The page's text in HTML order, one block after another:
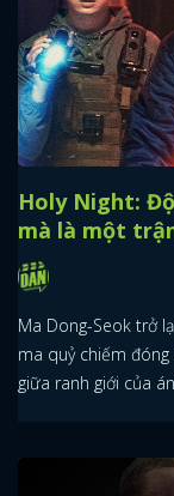
Holy Night:
mà là một
Ma Dong-Seok trở
ma quỷ chiếm
giữa ranh giới của